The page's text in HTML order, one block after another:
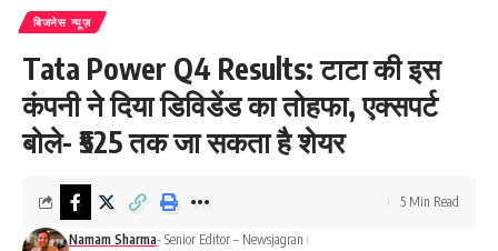
बिजनेस न्यूज़
Tata Power Q4 Results: टाटा की इस
कंपनी ने दिया डिविडेंड का तोहफा, एक्सपर्ट
बोले- ₹525 तक जा सकता है शेयर
Namam Sharma- Senior Editor – Newsjagran
5 Min Read